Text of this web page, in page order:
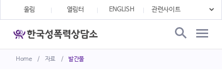
Home / 자료 / 발간물
울림 열림터 ENGLISH